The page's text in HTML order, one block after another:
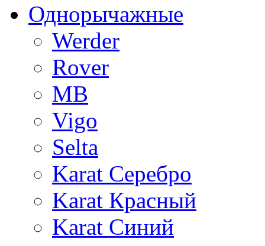
Однорычажные
Werder
Rover
MB
Vigo
Selta
Karat Серебро
Karat Красный
Karat Синий